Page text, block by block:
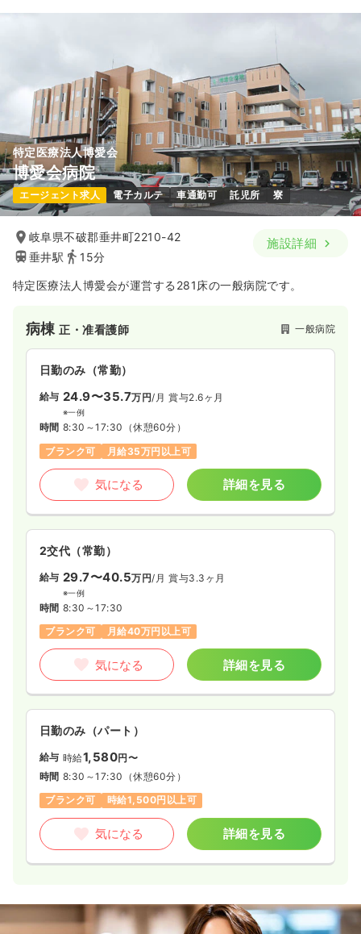
特定医療法人博愛会
博愛会病院
エージェント求人 電子カルテ 車通勤可 託児所 寮
岐阜県不破郡垂井町2210-42
垂井駅
15分
施設詳細
特定医療法人博愛会が運営する281床の一般病院です。
病棟正・准看護師 一般病院
日勤のみ（常勤）
給与 24.9〜35.7万円/月 賞与2.6ヶ月
※一例
時間 8:30～17:30 （休憩60分）
ブランク可
月給35万円以上可
気になる 詳細を見る
2交代（常勤）
給与 29.7〜40.5万円/月 賞与3.3ヶ月
※一例
時間 8:30～17:30
ブランク可
月給40万円以上可
気になる 詳細を見る
日勤のみ（パート）
給与 時給1,580円〜
時間 8:30～17:30 （休憩60分）
ブランク可
時給1,500円以上可
気になる 詳細を見る